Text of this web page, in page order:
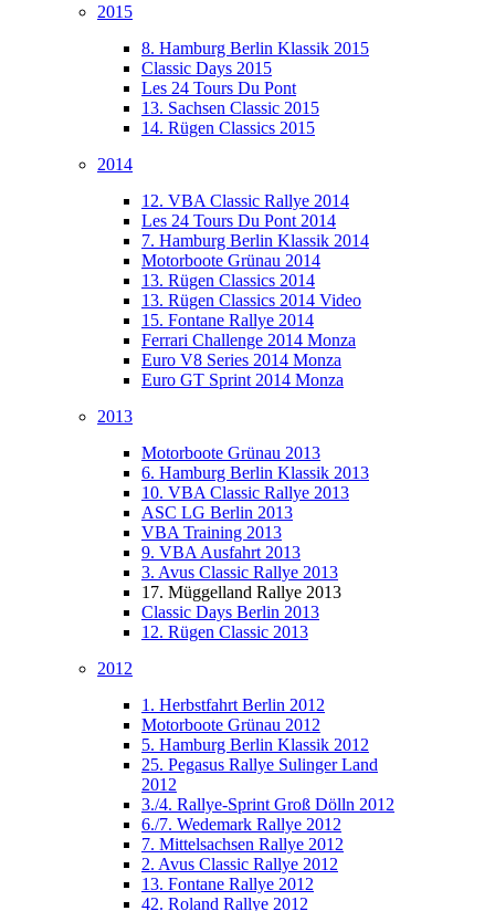
2015
8. Hamburg Berlin Klassik 2015
Classic Days 2015
Les 24 Tours Du Pont
13. Sachsen Classic 2015
14. Rügen Classics 2015
2014
12. VBA Classic Rallye 2014
Les 24 Tours Du Pont 2014
7. Hamburg Berlin Klassik 2014
Motorboote Grünau 2014
13. Rügen Classics 2014
13. Rügen Classics 2014 Video
15. Fontane Rallye 2014
Ferrari Challenge 2014 Monza
Euro V8 Series 2014 Monza
Euro GT Sprint 2014 Monza
2013
Motorboote Grünau 2013
6. Hamburg Berlin Klassik 2013
10. VBA Classic Rallye 2013
ASC LG Berlin 2013
VBA Training 2013
9. VBA Ausfahrt 2013
3. Avus Classic Rallye 2013
17. Müggelland Rallye 2013
Classic Days Berlin 2013
12. Rügen Classic 2013
2012
1. Herbstfahrt Berlin 2012
Motorboote Grünau 2012
5. Hamburg Berlin Klassik 2012
25. Pegasus Rallye Sulinger Land
2012
3./4. Rallye-Sprint Groß Dölln 2012
6./7. Wedemark Rallye 2012
7. Mittelsachsen Rallye 2012
2. Avus Classic Rallye 2012
13. Fontane Rallye 2012
42. Roland Rallye 2012